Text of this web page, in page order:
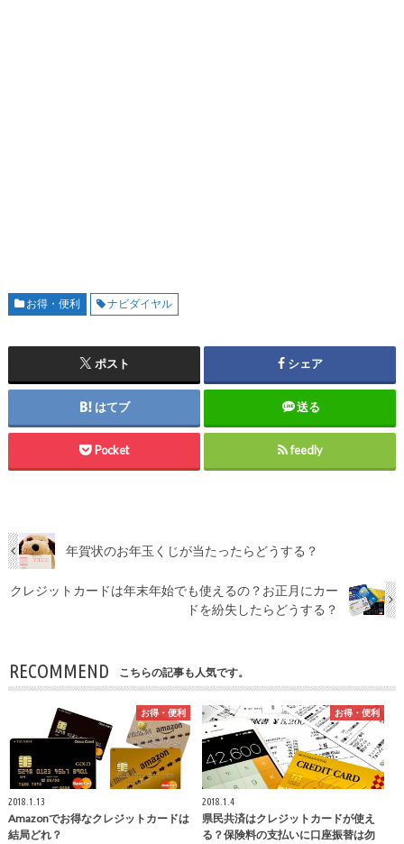
お得・便利 ナビダイヤル
ポスト シェア
はてブ 送る
Pocket feedly
年賀状のお年玉くじが当たったらどうする？
クレジットカードは年末年始でも使えるの？お正月にカー
ドを紛失したらどうする？
RECOMMEND こちらの記事も人気です。
お得・便利
2018.1.13
Amazonでお得なクレジットカードは
結局どれ？
お得・便利
2018.1.4
県民共済はクレジットカードが使え
る？保険料の支払いに口座振替は勿